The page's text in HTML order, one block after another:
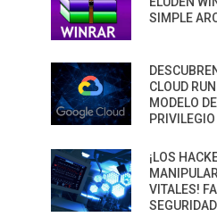
SIMPLE
CLOUD
MODELO
PRIVILEGIO
¡LOS
VITALES!